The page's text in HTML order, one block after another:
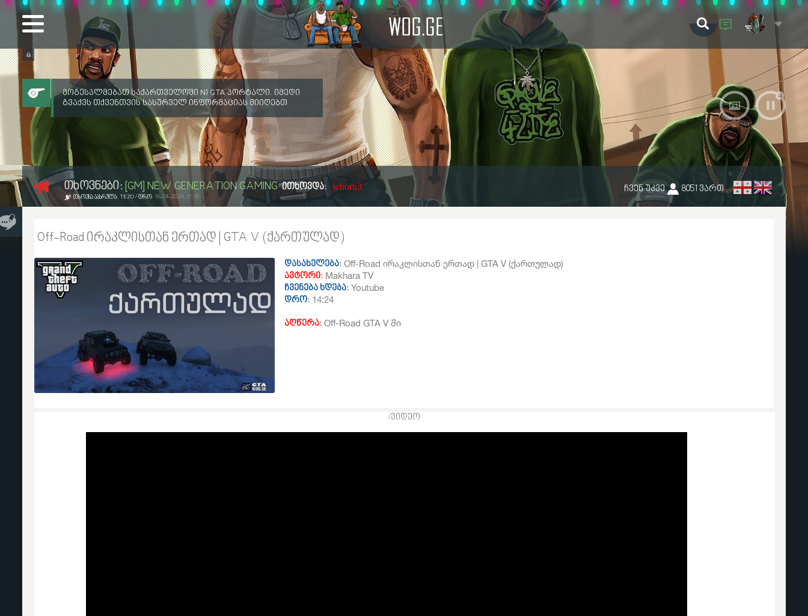
WOG.GE
მოგესალმებათ საქართველოში N1 GTA პორტალი. იმედი
გვაქვს თქვენთვის სასურველ ინფორმაციას მიიღებთ
ᲗᲮᲝᲕᲜᲔᲑᲘ: [GM] NEW GENERATION GAMING ითხოვდა: whoru3
ᲗᲮᲝᲕᲜᲐ ᲐᲐᲡᲠᲣᲚᲐ: TEZO/ ᲓᲠᲝ: 16-04-2024, 17:18
ჩვენ უკვე 8051 ვართ
Off-Road ირაკლისთან ერთად | GTA V (ქართულად)
დასახელება: Off-Road ირაკლისთან ერთად | GTA V (ქართულად)
ავტორი: Makhara TV
ჩვენება ხდება: Youtube
დრო: 14:24
აღწერა: Off-Road GTA V ში
/ვიდეო